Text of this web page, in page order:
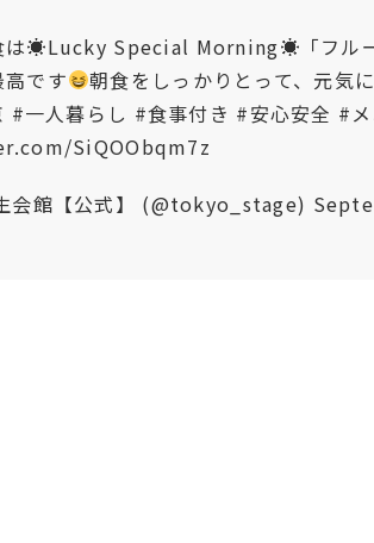
は☀Lucky Special Morning☀「フルー
です
朝食をしっかりとって、元気
#一人暮らし #食事付き #安心安全 #
SiQOObqm7z
会館【公式】 (@tokyo_stage)